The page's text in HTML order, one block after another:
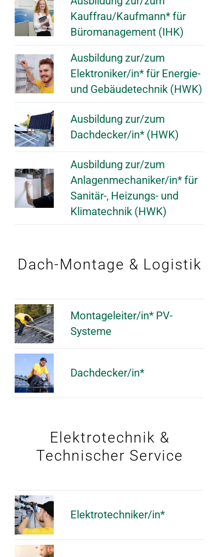
Angebot anfordern
Kauffrau/Kaufmann* für
Büromanagement (IHK)
Ausbildung zur/zum
Elektroniker/in* für Energie-
und Gebäudetechnik (HWK)
Ausbildung zur/zum
Dachdecker/in* (HWK)
Ausbildung zur/zum
Anlagenmechaniker/in* für
Sanitär-, Heizungs- und
Klimatechnik (HWK)
Dach-Montage & Logistik
Montageleiter/in* PV-
Systeme
Dachdecker/in*
Elektrotechnik &
Technischer Service
Elektrotechniker/in*